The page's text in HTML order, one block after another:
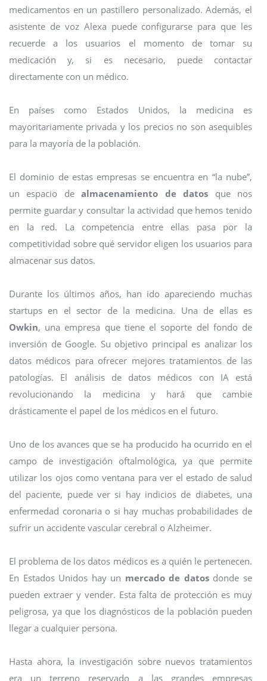
medicamentos en un pastillero personalizado. Además, el
asistente de voz Alexa puede configurarse para que les
recuerde a los usuarios el momento de tomar su
medicación y, si es necesario, puede contactar
directamente con un médico.
En países como Estados Unidos, la medicina es
mayoritariamente privada y los precios no son asequibles
para la mayoría de la población.
El dominio de estas empresas se encuentra en “la nube”,
un espacio dealmacenamiento de datos que nos
permite guardar y consultar la actividad que hemos tenido
en la red. La competencia entre ellas pasa por la
competitividad sobre qué servidor eligen los usuarios para
almacenar sus datos.
Durante los últimos años, han ido apareciendo muchas
startups en el sector de la medicina. Una de ellas es
Owkin, una empresa que tiene el soporte del fondo de
inversión de Google. Su objetivo principal es analizar los
datos médicos para ofrecer mejores tratamientos de las
patologías. El análisis de datos médicos con IA está
revolucionando la medicina y hará que cambie
drásticamente el papel de los médicos en el futuro.
Uno de los avances que se ha producido ha ocurrido en el
campo de investigación oftalmológica, ya que permite
utilizar los ojos como ventana para ver el estado de salud
del paciente, puede ver si hay indicios de diabetes, una
enfermedad coronaria o si hay muchas probabilidades de
sufrir un accidente vascular cerebral o Alzheimer.
El problema de los datos médicos es a quién le pertenecen.
En Estados Unidos hay un mercado de datosdonde se
pueden extraer y vender. Esta falta de protección es muy
peligrosa, ya que los diagnósticos de la población pueden
llegar a cualquier persona.
Hasta ahora, la investigación sobre nuevos tratamientos
era un terreno reservado a las grandes empresas